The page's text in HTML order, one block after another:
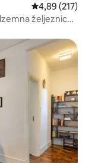
Prosječna
4,89 (217)
željeznica,
gosti”